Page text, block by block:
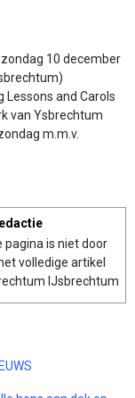
zondag 10 december
Lessons and Carols
van Ysbrechtum
m.m.v.
pagina is niet door
volledige artikel
IJsbrechtum